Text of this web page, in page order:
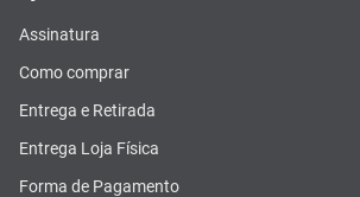
Assinatura
Como comprar
Entrega e Retirada
Entrega Loja Física
Forma de Pagamento